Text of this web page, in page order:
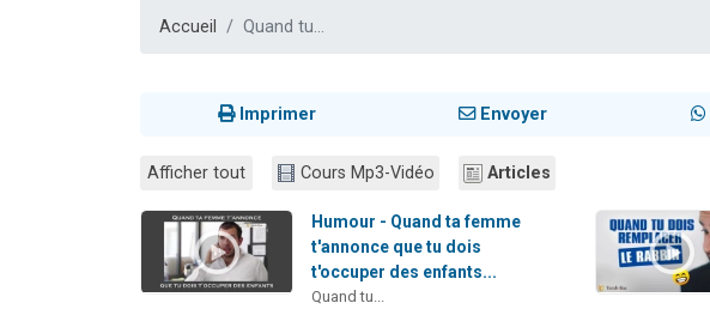
Accueil Quand tu...
Imprimer Envoyer
Afficher tout Cours Mp3-Vidéo Articles
Humour - Quand ta femme
t'annonce que tu dois
t'occuper des enfants...
Quand tu...